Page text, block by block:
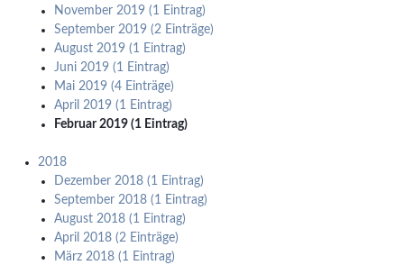
November 2019 (1 Eintrag)
September 2019 (2 Einträge)
August 2019 (1 Eintrag)
Juni 2019 (1 Eintrag)
Mai 2019 (4 Einträge)
April 2019 (1 Eintrag)
Februar 2019 (1 Eintrag)
2018
Dezember 2018 (1 Eintrag)
September 2018 (1 Eintrag)
August 2018 (1 Eintrag)
April 2018 (2 Einträge)
März 2018 (1 Eintrag)